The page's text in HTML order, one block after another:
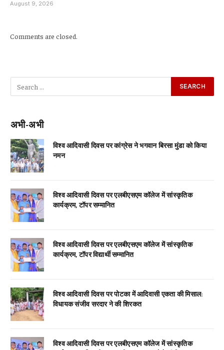
August 9, 2026
Comments are closed.
अभी-अभी
विश्व आदिवासी दिवस पर कांग्रेस ने भगवान बिरसा मुंडा को किया
नमन
विश्व आदिवासी दिवस पर एलबीएसएम कॉलेज में सांस्कृतिक
कार्यक्रम, टॉपर सम्मानित
विश्व आदिवासी दिवस पर एलबीएसएम कॉलेज में सांस्कृतिक
कार्यक्रम, टॉपर विद्यार्थी सम्मानित
विश्व आदिवासी दिवस पर पोटका में आदिवासी एकता की मिसाल:
विधायक संजीव सरदार ने की शिरकत
विश्व आदिवासी दिवस पर एलबीएसएम कॉलेज में सांस्कृतिक